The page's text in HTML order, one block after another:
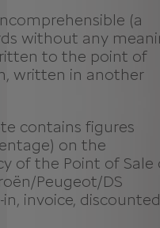
(a
without any
to the point of
written in another
contains figures
on the
of the Point of Sale
Peugeot/DS
invoice, discounted